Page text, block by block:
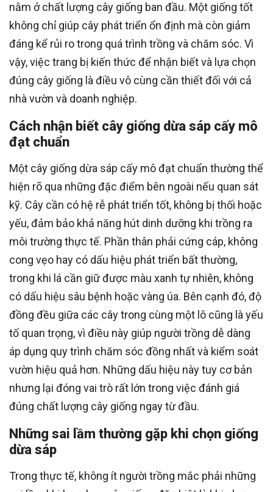
nằm ở chất lượng cây giống ban đầu. Một giống tốt
không chỉ giúp cây phát triển ổn định mà còn giảm
đáng kể rủi ro trong quá trình trồng và chăm sóc. Vì
vậy, việc trang bị kiến thức để nhận biết và lựa chọn
đúng cây giống là điều vô cùng cần thiết đối với cả
nhà vườn và doanh nghiệp.
Cách nhận biết cây giống dừa sáp cấy mô
đạt chuẩn
Một cây giống dừa sáp cấy mô đạt chuẩn thường thể
hiện rõ qua những đặc điểm bên ngoài nếu quan sát
kỹ. Cây cần có hệ rễ phát triển tốt, không bị thối hoặc
yếu, đảm bảo khả năng hút dinh dưỡng khi trồng ra
môi trường thực tế. Phần thân phải cứng cáp, không
cong vẹo hay có dấu hiệu phát triển bất thường,
trong khi lá cần giữ được màu xanh tự nhiên, không
có dấu hiệu sâu bệnh hoặc vàng úa. Bên cạnh đó, độ
đồng đều giữa các cây trong cùng một lô cũng là yếu
tố quan trọng, vì điều này giúp người trồng dễ dàng
áp dụng quy trình chăm sóc đồng nhất và kiểm soát
vườn hiệu quả hơn. Những dấu hiệu này tuy cơ bản
nhưng lại đóng vai trò rất lớn trong việc đánh giá
đúng chất lượng cây giống ngay từ đầu.
Những sai lầm thường gặp khi chọn giống
dừa sáp
Trong thực tế, không ít người trồng mắc phải những